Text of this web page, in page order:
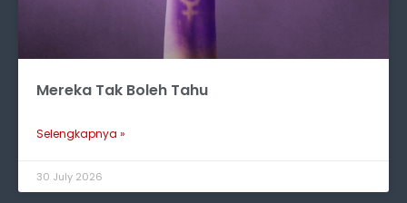
Mereka Tak Boleh Tahu
Selengkapnya »
30 July 2026